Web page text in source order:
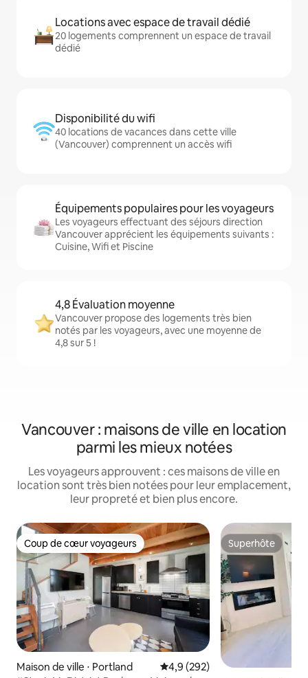
Locations avec espace de travail dédié
20 logements comprennent un espace de travail
dédié
Disponibilité du wifi
40 locations de vacances dans cette ville
(Vancouver) comprennent un accès wifi
Équipements populaires pour les voyageurs
Les voyageurs effectuant des séjours direction
Vancouver apprécient les équipements suivants :
Cuisine, Wifi et Piscine
4,8 Évaluation moyenne
Vancouver propose des logements très bien
notés par les voyageurs, avec une moyenne de
4,8 sur 5 !
Vancouver : maisons de ville en location
parmi les mieux notées
Les voyageurs approuvent : ces maisons de ville en
location sont très bien notées pour leur emplacement,
leur propreté et bien plus encore.
Coup de cœur voyageurs
Coup de cœur voyageurs
Maison de ville ⋅ Portland Évaluation moyenne sur la
4,9 (292)
Superhôte
Superhôte